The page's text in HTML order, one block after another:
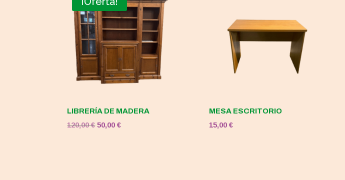
LIBRERÍA DE MADERA
120,00€ El
50,00€El
MESA ESCRITORIO
15,00 €